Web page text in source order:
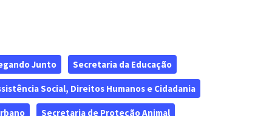
Junto Secretaria da Educação
Social, Direitos Humanos e Cidadania
Secretaria de Proteção Animal